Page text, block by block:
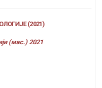
(2021)
(мас.) 2021